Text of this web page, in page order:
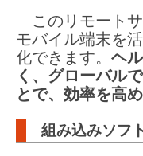
このリモート
モバイル端末を
化できます。 ヘ
く、グローバル
とで、効率を高
組み込みソフ